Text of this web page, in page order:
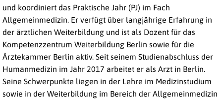
und koordiniert das Praktische Jahr (PJ) im Fach
Allgemeinmedizin. Er verfügt über langjährige Erfahrung in
der ärztlichen Weiterbildung und ist als Dozent für das
Kompetenzzentrum Weiterbildung Berlin sowie für die
Ärztekammer Berlin aktiv. Seit seinem Studienabschluss der
Humanmedizin im Jahr 2017 arbeitet er als Arzt in Berlin.
Seine Schwerpunkte liegen in der Lehre im Medizinstudium
sowie in der Weiterbildung im Bereich der Allgemeinmedizin